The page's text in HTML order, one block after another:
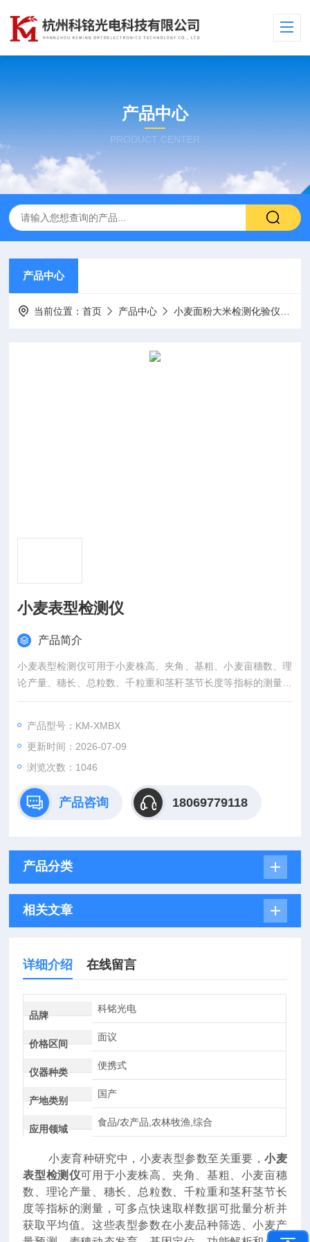
产品中心
PRODUCT CENTER
产品中心
当前位置：首页 产品中心 小麦面粉大米检测化验仪器
小麦表型检测仪
产品简介
小麦表型检测仪可用于小麦株高、夹角、基粗、小麦亩穗数、理
论产量、穗长、总粒数、千粒重和茎秆茎节长度等指标的测量，
可多点快速取样数据可批量分析并获取平均值。
产品型号：KM-XMBX
更新时间：2026-07-09
浏览次数：1046
产品咨询 18069779118
产品分类
相关文章
详细介绍 在线留言
品牌
科铭光电
价格区间
面议
仪器种类
便携式
产地类别
国产
应用领域
食品/农产品,农林牧渔,综合
小麦育种研究中，小麦表型参数至关重要，小麦
表型检测仪可用于小麦株高、夹角、基粗、小麦亩穗
数、理论产量、穗长、总粒数、千粒重和茎秆茎节长
度等指标的测量，可多点快速取样数据可批量分析并
获取平均值。这些表型参数在小麦品种筛选、小麦产